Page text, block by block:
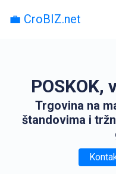
💼 CroBIZ.net
POSKOK,
Trgovina na
štandovima i